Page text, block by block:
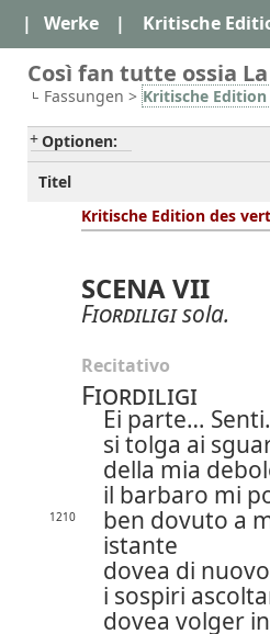
| Werke | Kritische
Così fan tutte ossia
Fassungen > Kritische
Optionen:
Titel
Kritische Edition des
SCENA VII
Fiordiligisola.
Recitativo
Fiordiligi
Ei parte…
si tolga ai
della mia
il barbaro mi
1210 ben dovuto a
istante
dovea di
i sospiri
dovea volger